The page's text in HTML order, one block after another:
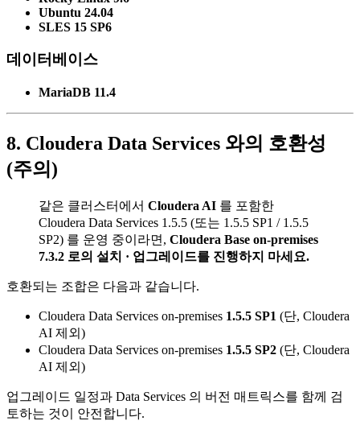
Ubuntu 24.04
SLES 15 SP6
데이터베이스
MariaDB 11.4
8. Cloudera Data Services 와의 호환성
(주의)
같은 클러스터에서 Cloudera AI 를 포함한
Cloudera Data Services 1.5.5 (또는 1.5.5 SP1 / 1.5.5
SP2) 를 운영 중이라면, Cloudera Base on-premises
7.3.2 로의 설치 · 업그레이드를 진행하지 마세요.
호환되는 조합은 다음과 같습니다.
Cloudera Data Services on-premises 1.5.5 SP1 (단, Cloudera
AI 제외)
Cloudera Data Services on-premises 1.5.5 SP2 (단, Cloudera
AI 제외)
업그레이드 일정과 Data Services 의 버전 매트릭스를 함께 검
토하는 것이 안전합니다.